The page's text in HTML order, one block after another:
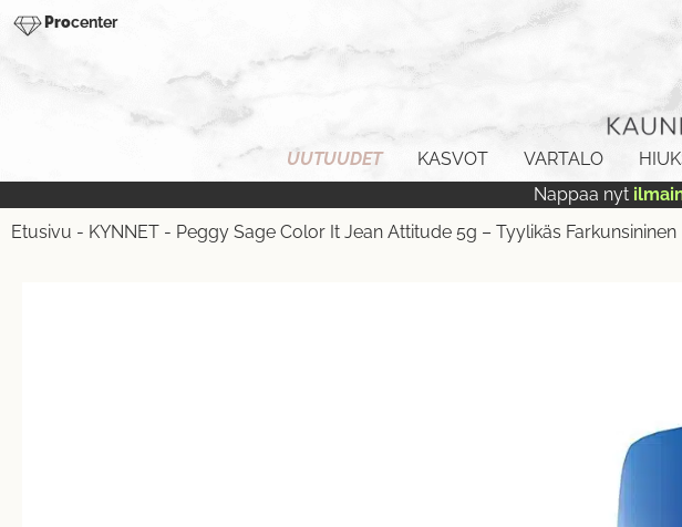
Procenter
UUTUUDET KASVOT VARTALO
Nappaa nyt
Etusivu - KYNNET - Peggy Sage Color It Jean Attitude 5g – Tyylikäs Farkunsininen